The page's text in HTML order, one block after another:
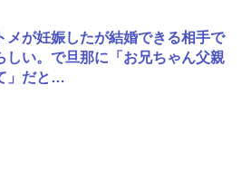
メが妊娠したが結婚できる相手で
しい。で旦那に「お兄ちゃん父親
」だと…